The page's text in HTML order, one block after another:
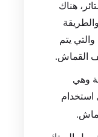
هناك
يتم
القماش.
وهي
استخدام